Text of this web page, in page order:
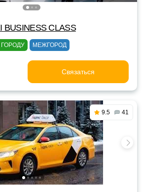
CLASS
ГОРОДУ МЕЖГОРОД
Связаться
9.5 41